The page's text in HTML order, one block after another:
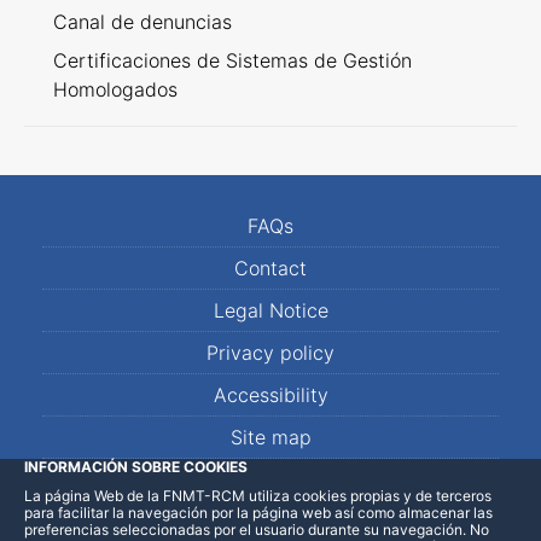
Canal de denuncias
Certificaciones de Sistemas de Gestión
Homologados
FAQs
Contact
Legal Notice
Privacy policy
Accessibility
Site map
LinkedInFacebookWhatsApp
INFORMACIÓN SOBRE COOKIES
La página Web de la FNMT-RCM utiliza cookies propias y de terceros
para facilitar la navegación por la página web así como almacenar las
preferencias seleccionadas por el usuario durante su navegación. No